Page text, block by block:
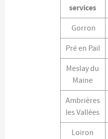
services
Gorron
Pré en Pail
Meslay du
Maine
Ambrières
les Vallées
Loiron